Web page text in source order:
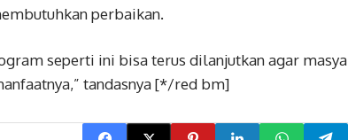
perbaikan.
seperti ini bisa terus dilanjutkan agar
tandasnya [*/red bm]